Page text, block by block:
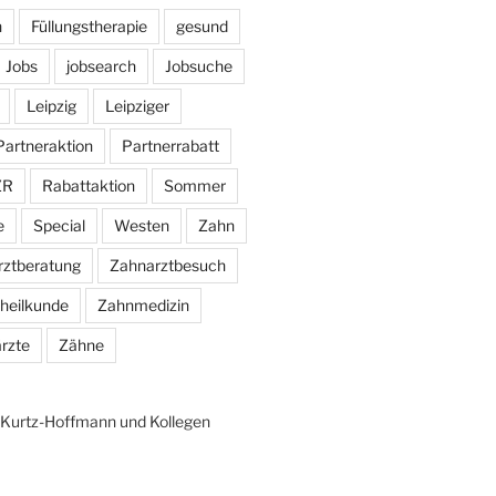
Füllungstherapie gesund
Jobs jobsearch Jobsuche
Leipzig Leipziger
Partnerrabatt
Rabattaktion Sommer
Special Westen Zahn
Zahnarztbesuch
Zahnmedizin
Zähne
Hoffmann und Kollegen